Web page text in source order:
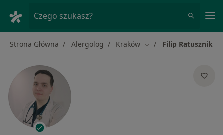
Czego szukasz?
Strona Główna Alergolog Kraków Zmień miasto
Filip Ratusznik